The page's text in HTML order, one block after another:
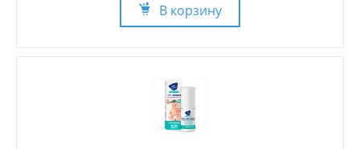
В корзину